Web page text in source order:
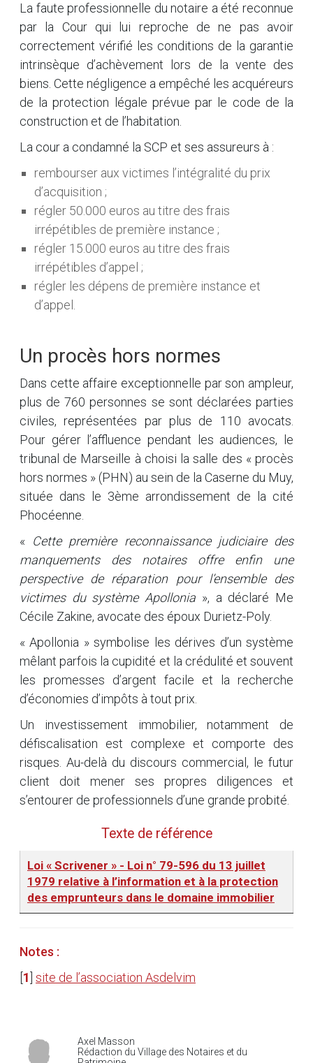
La faute professionnelle du notaire a été reconnue
par la Cour qui lui reproche de ne pas avoir
correctement vérifié les conditions de la garantie
intrinsèque d’achèvement lors de la vente des
biens. Cette négligence a empêché les acquéreurs
de la protection légale prévue par le code de la
construction et de l’habitation.
La cour a condamné la SCP et ses assureurs à :
rembourser aux victimes l’intégralité du prix
d’acquisition ;
régler 50.000 euros au titre des frais
irrépétibles de première instance ;
régler 15.000 euros au titre des frais
irrépétibles d’appel ;
régler les dépens de première instance et
d’appel.
Un procès hors normes
Dans cette affaire exceptionnelle par son ampleur,
plus de 760 personnes se sont déclarées parties
civiles, représentées par plus de 110 avocats.
Pour gérer l’affluence pendant les audiences, le
tribunal de Marseille à choisi la salle des « procès
hors normes » (PHN) au sein de la Caserne du Muy,
située dans le 3ème arrondissement de la cité
Phocéenne.
« Cette première reconnaissance judiciaire des
manquements des notaires offre enfin une
perspective de réparation pour l’ensemble des
victimes du système Apollonia », a déclaré Me
Cécile Zakine, avocate des époux Durietz-Poly.
« Apollonia » symbolise les dérives d’un système
mêlant parfois la cupidité et la crédulité et souvent
les promesses d’argent facile et la recherche
d’économies d’impôts à tout prix.
Un investissement immobilier, notamment de
défiscalisation est complexe et comporte des
risques. Au-delà du discours commercial, le futur
client doit mener ses propres diligences et
s’entourer de professionnels d’une grande probité.
Texte de référence
Loi « Scrivener » - Loi n° 79-596 du 13 juillet
1979 relative à l’information et à la protection
des emprunteurs dans le domaine immobilier
Notes :
1 site de l’association Asdelvim
Axel Masson
Rédaction du Village des Notaires et du